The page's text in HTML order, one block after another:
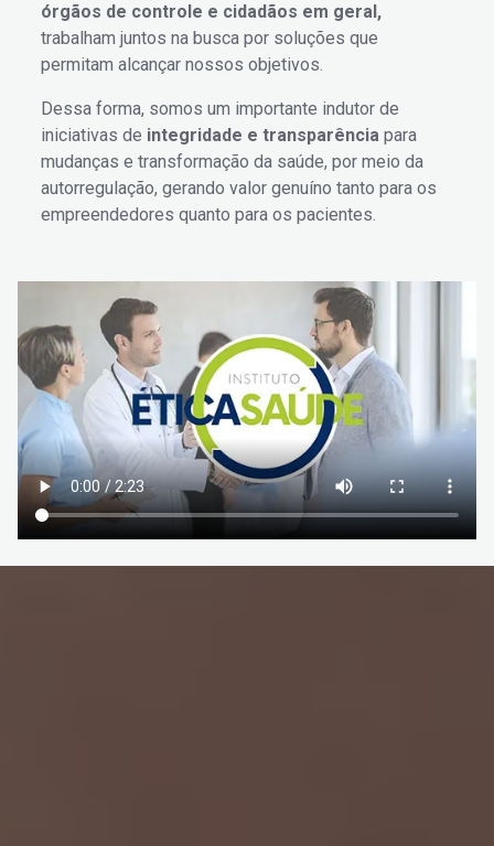
órgãos de controle e cidadãos em geral,
trabalham juntos na busca por soluções que
permitam alcançar nossos objetivos.
Dessa forma, somos um importante indutor de
iniciativas de integridade e transparênciapara
mudanças e transformação da saúde, por meio da
autorregulação, gerando valor genuíno tanto para os
empreendedores quanto para os pacientes.